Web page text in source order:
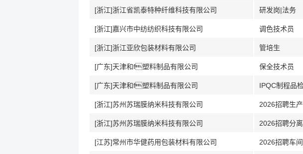
[浙江]浙江省凯泰特种纤维科技有限公司 研发岗|法务
[浙江]嘉兴市中纺纺织科技有限公司 调色技术员
[浙江]浙江亚欣包装材料有限公司 管培生
[广东]天津和f塑料制品有限公司 保全技术员
[广东]天津和f塑料制品有限公司 IPQC制程品
[浙江]苏州苏瑞膜纳米科技有限公司 2026招聘生
[浙江]苏州苏瑞膜纳米科技有限公司 2026招聘分
[江苏]常州市华健药用包装材料有限公司 2026招聘车